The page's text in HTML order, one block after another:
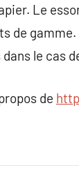
Le
de
le cas
de